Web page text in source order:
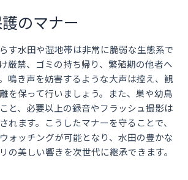
のマナー
す水田や湿地帯は非常に脆弱な生態系で
厳禁、ゴミの持ち帰り、繁殖期の他者へ
鳴き声を妨害するような大声は控え、観
を保って行いましょう。また、巣や幼鳥
と、必要以上の録音やフラッシュ撮影は
れます。こうしたマナーを守ることで、
ォッチングが可能となり、水田の豊かな
の美しい響きを次世代に継承できます。